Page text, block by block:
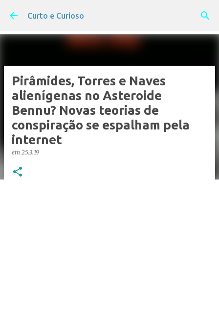
Pular para o conteúdo principal
Curto e Curioso
Pirâmides, Torres e Naves
alienígenas no Asteroide
Bennu? Novas teorias de
conspiração se espalham pela
internet
em 25.3.19